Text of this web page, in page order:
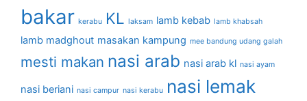
bakar kerabu KL laksam lamb kebab lamb khabsah
lamb madghout masakan kampung mee bandung udang galah
mesti makan nasi arab nasi arab kl nasi ayam
nasi beriani nasi campur nasi kerabu nasi lemak